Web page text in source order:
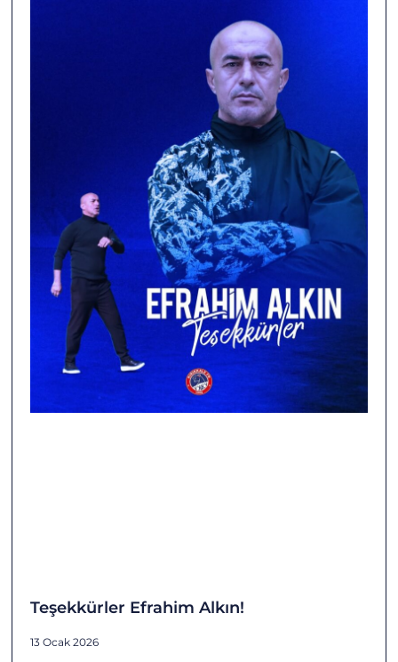
Teşekkürler Efrahim Alkın!
13 Ocak 2026